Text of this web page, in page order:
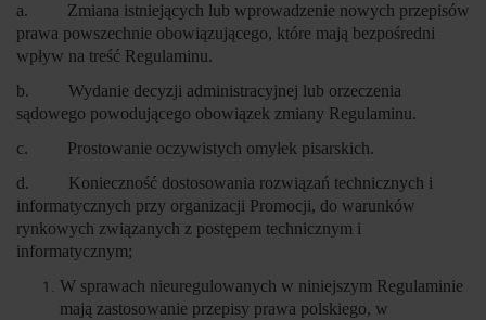
a. Zmiana istniejących lub wprowadzenie nowych przepisów
prawa powszechnie obowiązującego, które mają bezpośredni
wpływ na treść Regulaminu.
b. Wydanie decyzji administracyjnej lub orzeczenia
sądowego powodującego obowiązek zmiany Regulaminu.
c. Prostowanie oczywistych omyłek pisarskich.
d. Konieczność dostosowania rozwiązań technicznych i
informatycznych przy organizacji Promocji, do warunków
rynkowych związanych z postępem technicznym i
informatycznym;
W sprawach nieuregulowanych w niniejszym Regulaminie
mają zastosowanie przepisy prawa polskiego, w